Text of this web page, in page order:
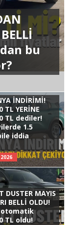
bu
İNDİRİMİ!
TL YERİNE
TL dediler!
1.5
iddia
DUSTER MAYIS
BELLİ OLDU!
otomatik
TL oldu!